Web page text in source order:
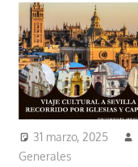
31 marzo, 2025
Generales